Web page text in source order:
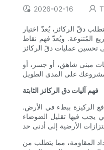
2026-02-16
دقّ الركائز، يُعدّ اختيار
المُتنوعة. ويُعدّ فهم نقاط
مبنى شاهق، أو جسر، أو
فهم آليات دق الركائز الثابتة
الركيزة ببطء في الأرض.
يجب فيها تقليل الضوضاء
المقاومة، مما يتطلب من